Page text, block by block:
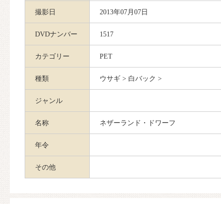
撮影日 2013年07月07日
DVDナンバー 1517
カテゴリー PET
種類 ウサギ > 白バック >
ジャンル
名称 ネザーランド・ドワーフ
年令
その他